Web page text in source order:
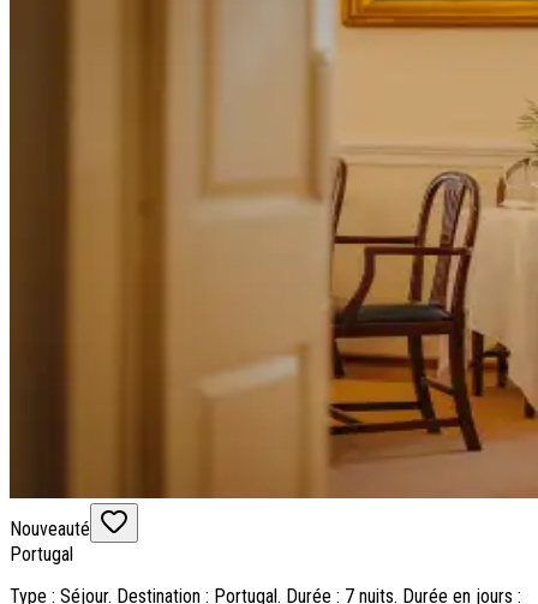
Nouveauté
Portugal
Type : Séjour. Destination : Portugal. Durée : 7 nuits. Durée en jours :